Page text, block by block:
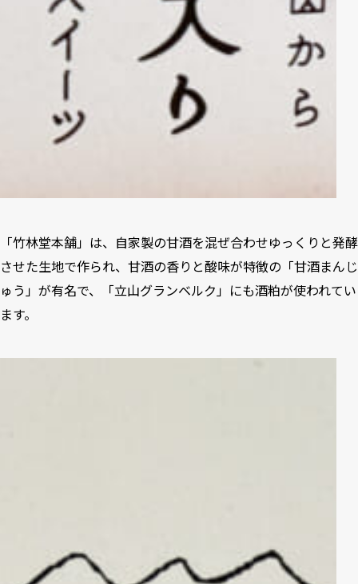
「竹林堂本舗」は、自家製の甘酒を混ぜ合わせゆっくりと発酵
させた生地で作られ、甘酒の香りと酸味が特徴の「甘酒まんじ
ゅう」が有名で、「立山グランベルク」にも酒粕が使われてい
ます。